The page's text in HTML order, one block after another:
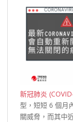
新冠肺炎
型，短短 6 個月
關威脅，而其中